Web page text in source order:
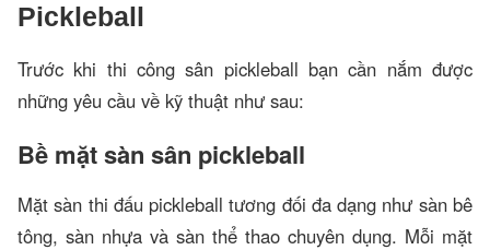
Pickleball
Trước khi thi công sân pickleball bạn cần nắm được
những yêu cầu về kỹ thuật như sau:
Bề mặt sàn sân pickleball
Mặt sàn thi đấu pickleball tương đối đa dạng như sàn bê
tông, sàn nhựa và sàn thể thao chuyên dụng. Mỗi mặt